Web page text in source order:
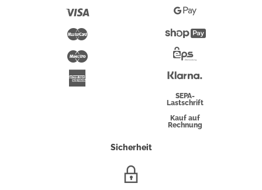
Maestro
Pay
Google
PayShopify
Überweisung
SEPA-
Lastschrift
Kauf auf
Rechnung
Sicherheit